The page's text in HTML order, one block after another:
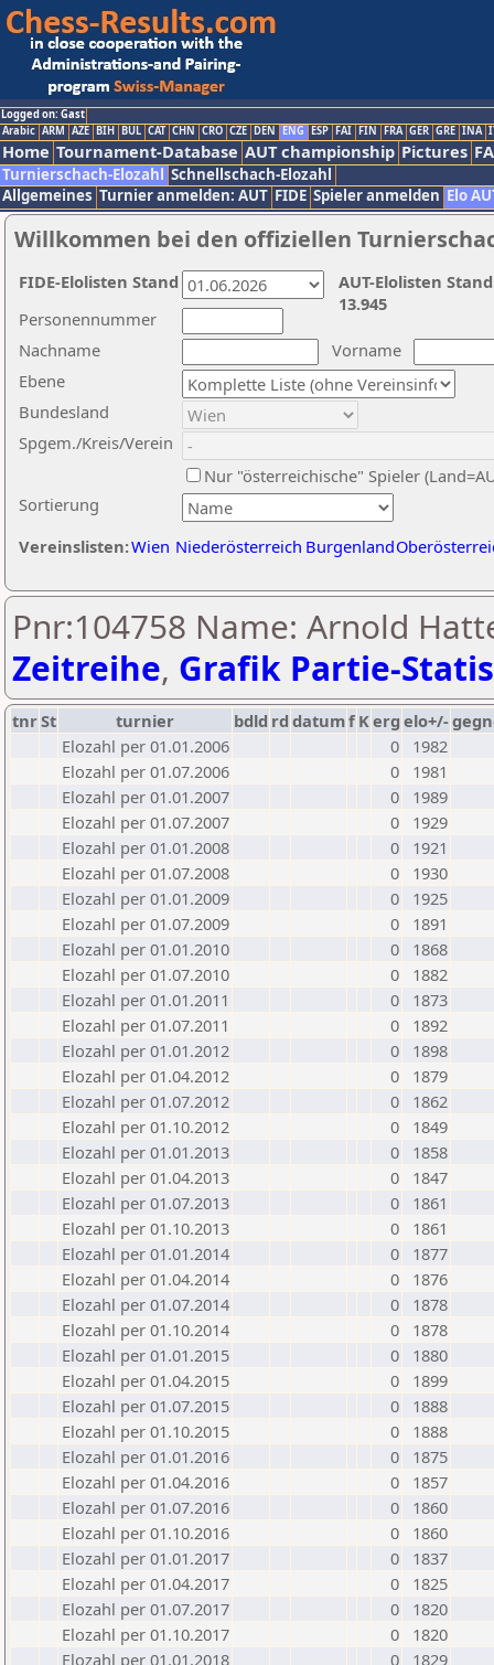
Logged on: Gast
Arabic ARM AZE BIH BUL CAT CHN CRO CZE DEN ENG ESP FAI FIN FRA GER GRE INA
Home Tournament-Database AUT championship Pictures
Turnierschach-Elozahl Schnellschach-Elozahl
Allgemeines Turnier anmelden: AUT FIDE Spieler anmelden Elo
Willkommen bei den offiziellen
Nachname
Vorname
Ebene
Sortierung
Personennummer
Bundesland
Spgem./Kreis/Verein
Nur "österreichische" Spieler
Vereinslisten:Wien Niederösterreich Burgenland
AUT-Elolisten
13.945
FIDE-Elolisten Stand
Pnr:104758 Name: Arnold
Zeitreihe, Grafik Partie-
tnrSt turnier bdld rd datumf Kerg elo+/-
Elozahl per 01.01.2006
0
1982
Elozahl per 01.07.2006
0
1981
Elozahl per 01.01.2007
0
1989
Elozahl per 01.07.2007
0
1929
Elozahl per 01.01.2008
0
1921
Elozahl per 01.07.2008
0
1930
Elozahl per 01.01.2009
0
1925
Elozahl per 01.07.2009
0
1891
Elozahl per 01.01.2010
0
1868
Elozahl per 01.07.2010
0
1882
Elozahl per 01.01.2011
0
1873
Elozahl per 01.07.2011
0
1892
Elozahl per 01.01.2012
0
1898
Elozahl per 01.04.2012
0
1879
Elozahl per 01.07.2012
0
1862
Elozahl per 01.10.2012
0
1849
Elozahl per 01.01.2013
0
1858
Elozahl per 01.04.2013
0
1847
Elozahl per 01.07.2013
0
1861
Elozahl per 01.10.2013
0
1861
Elozahl per 01.01.2014
0
1877
Elozahl per 01.04.2014
0
1876
Elozahl per 01.07.2014
0
1878
Elozahl per 01.10.2014
0
1878
Elozahl per 01.01.2015
0
1880
Elozahl per 01.04.2015
0
1899
Elozahl per 01.07.2015
0
1888
Elozahl per 01.10.2015
0
1888
Elozahl per 01.01.2016
0
1875
Elozahl per 01.04.2016
0
1857
Elozahl per 01.07.2016
0
1860
Elozahl per 01.10.2016
0
1860
Elozahl per 01.01.2017
0
1837
Elozahl per 01.04.2017
0
1825
Elozahl per 01.07.2017
0
1820
Elozahl per 01.10.2017
0
1820
Elozahl per 01.01.2018
0
1829